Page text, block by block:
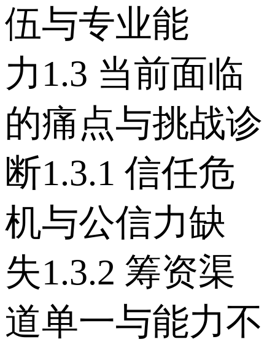
伍与专业能
力 1.3 当前面临
的痛点与挑战诊
断 1.3.1 信任危
机与公信力缺
失 1.3.2 筹资渠
道单一与能力不